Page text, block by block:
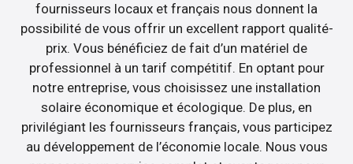
fournisseurs locaux et français nous donnent la
possibilité de vous offrir un excellent rapport qualité-
prix. Vous bénéficiez de fait d’un matériel de
professionnel à un tarif compétitif. En optant pour
notre entreprise, vous choisissez une installation
solaire économique et écologique. De plus, en
privilégiant les fournisseurs français, vous participez
au développement de l’économie locale. Nous vous